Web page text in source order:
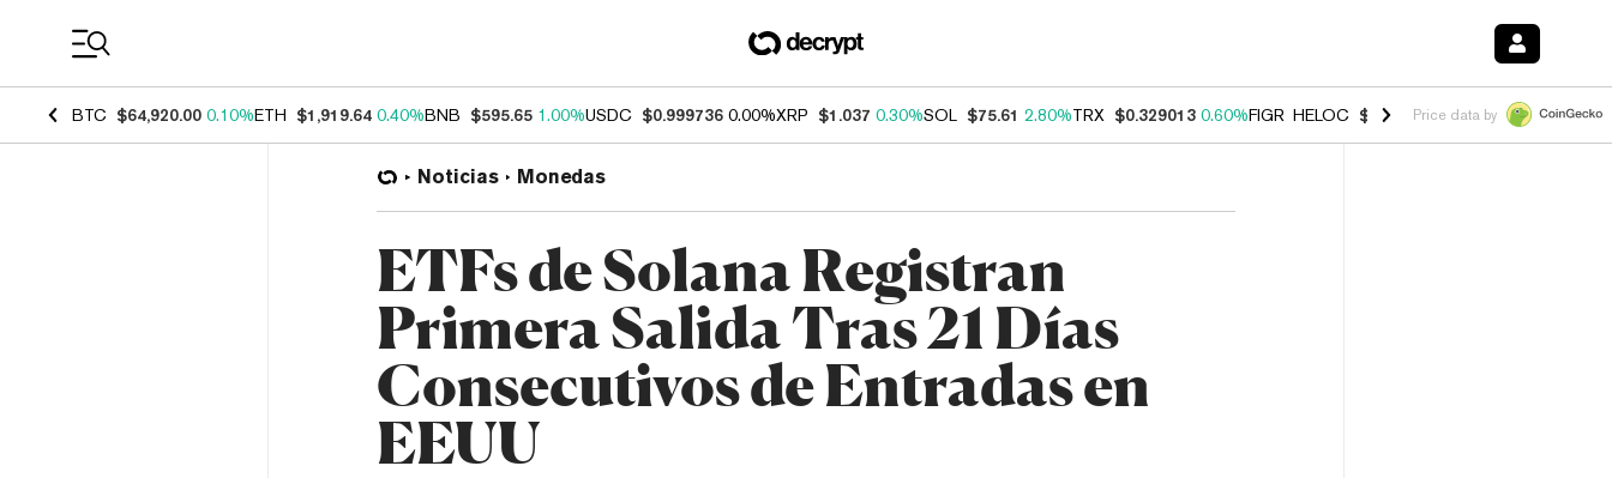
BTC $64,920.00 0.10%ETH $1,919.64 0.40%BNB $595.65 1.00%USDC $0.999736 0.00%XRP $1.037 0.30%SOL $75.61 2.80%TRX $0.329013 0.60%FIGR_HELOC $1.007 -2.70%HYPE $54.48 -
Price data by
Noticias Monedas
ETFs de Solana Registran
Primera Salida Tras 21 Días
Consecutivos de Entradas en
EEUU